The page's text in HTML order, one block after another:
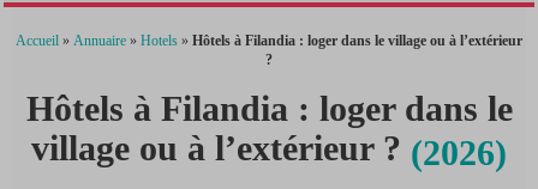
Accueil » Annuaire » Hotels » Hôtels à Filandia : loger dans le village ou à l’extérieur
?
Hôtels à Filandia : loger dans le
village ou à l’extérieur ? (2026)